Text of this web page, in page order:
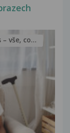
vše, co...